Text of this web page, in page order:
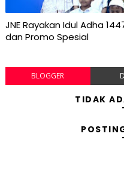
JNE Rayakan Idul Adha
dan Promo Spesial
BLOGGER
TIDAK